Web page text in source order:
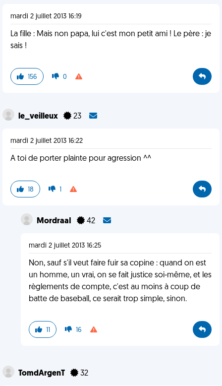
mardi 2 juillet 2013 16:19
La fille : Mais non papa, lui c'est mon petit ami ! Le père : je
sais !
156 0
le_veilleux 23
mardi 2 juillet 2013 16:22
A toi de porter plainte pour agression ^^
18 1
MordraaI 42
mardi 2 juillet 2013 16:25
Non, sauf s'il veut faire fuir sa copine : quand on est
un homme, un vrai, on se fait justice soi-même, et les
règlements de compte, c'est au moins à coup de
batte de baseball, ce serait trop simple, sinon.
11 16
TomdArgenT 32